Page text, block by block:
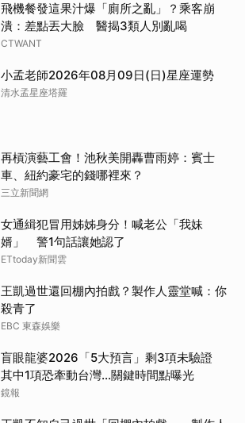
飛機餐發這果汁爆「廁所之亂」？乘客崩
潰：差點丟大臉 醫揭3類人別亂喝
CTWANT
小孟老師2026年08月09日(日)星座運勢
清水孟星座塔羅
再槓演藝工會！池秋美開轟曹雨婷：賓士
車、紐約豪宅的錢哪裡來？
三立新聞網
女通緝犯冒用姊姊身分！喊老公「我妹
婿」 警1句話讓她認了
ETtoday新聞雲
王凱過世還回棚內拍戲？製作人靈堂喊：你
殺青了
EBC 東森娛樂
盲眼龍婆2026「5大預言」剩3項未驗證
其中1項恐牽動台灣...關鍵時間點曝光
鏡報